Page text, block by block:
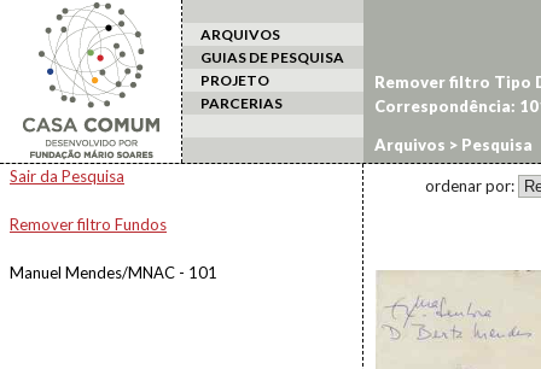
ARQUIVOS
GUIAS DE PESQUISA
PROJETO
PARCERIAS
Arquivos > Pesquisa
Sair da Pesquisa
Remover filtro Fundos
Manuel Mendes/MNAC - 101
Remover filtro Tipo
Correspondência:
ordenar por: